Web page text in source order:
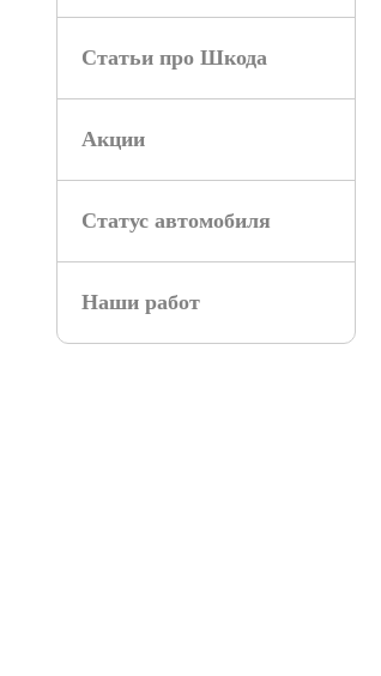
Статьи про Шкода
Акции
Статус автомобиля
Наши работ